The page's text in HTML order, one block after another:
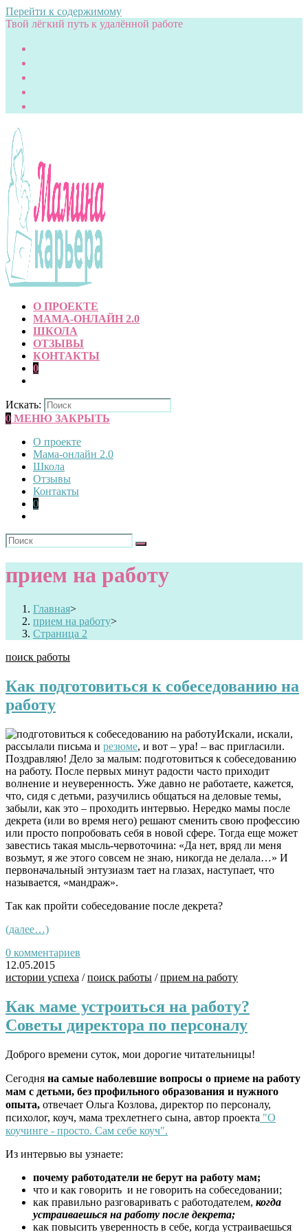
Перейти к содержимому
Твой лёгкий путь к удалённой работе
О ПРОЕКТЕ
МАМА-ОНЛАЙН 2.0
ШКОЛА
ОТЗЫВЫ
КОНТАКТЫ
0
Искать:
0 МЕНЮ ЗАКРЫТЬ
О проекте
Мама-онлайн 2.0
Школа
Отзывы
Контакты
0
прием на работу
Главная>
прием на работу>
Страница 2
поиск работы
Как подготовиться к собеседованию на
работу
Искали, искали,
рассылали письма и резюме, и вот – ура! – вас пригласили.
Поздравляю! Дело за малым: подготовиться к собеседованию
на работу. После первых минут радости часто приходит
волнение и неуверенность. Уже давно не работаете, кажется,
что, сидя с детьми, разучились общаться на деловые темы,
забыли, как это – проходить интервью. Нередко мамы после
декрета (или во время него) решают сменить свою профессию
или просто попробовать себя в новой сфере. Тогда еще может
завестись такая мысль-червоточина: «Да нет, вряд ли меня
возьмут, я же этого совсем не знаю, никогда не делала…» И
первоначальный энтузиазм тает на глазах, наступает, что
называется, «мандраж».
Так как пройти собеседование после декрета?
(далее…)
0 комментариев
12.05.2015
истории успеха /поиск работы /прием на работу
Как маме устроиться на работу?
Советы директора по персоналу
Доброго времени суток, мои дорогие читательницы!
Сегодня на самые наболевшие вопросы о приеме на работу
мам с детьми, без профильного образования и нужного
опыта, отвечает Ольга Козлова, директор по персоналу,
психолог, коуч, мама трехлетнего сына, автор проекта "О
коучинге - просто. Сам себе коуч".
Из интервью вы узнаете:
почему работодатели не берут на работу мам;
что и как говорить и не говорить на собеседовании;
как правильно разговаривать с работодателем, когда
устраиваешься на работу после декрета;
как повысить уверенность в себе, когда устраиваешься